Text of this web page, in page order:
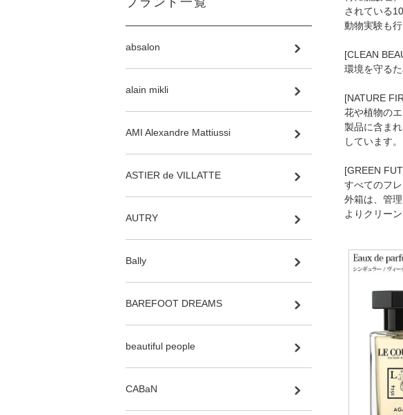
されている
動物実験も行
[CLEAN
環境を守る
[NATURE
花や植物の
製品に含ま
しています。
[GREEN
すべてのフ
外箱は、管
よりクリー
absalon
alain mikli
AMI Alexandre Mattiussi
ASTIER de VILLATTE
AUTRY
Bally
BAREFOOT DREAMS
beautiful people
CABaN